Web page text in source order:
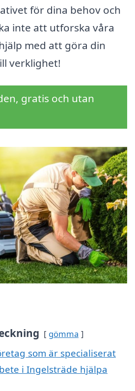
för dina behov och
inte att utforska våra
med att göra din
verklighet!
gratis och utan
gömma
som är specialiserat
i Ingelsträde hjälpa